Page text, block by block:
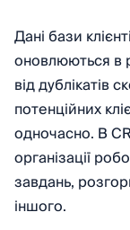
Дані бази
оновлюються в
від дублікатів
потенційних
одночасно. В
організації
завдань,
іншого.